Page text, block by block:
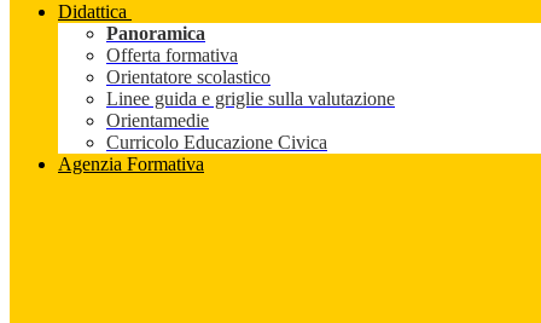
Didattica
Panoramica
Offerta formativa
Orientatore scolastico
Linee guida e griglie sulla valutazione
Orientamedie
Curricolo Educazione Civica
Agenzia Formativa